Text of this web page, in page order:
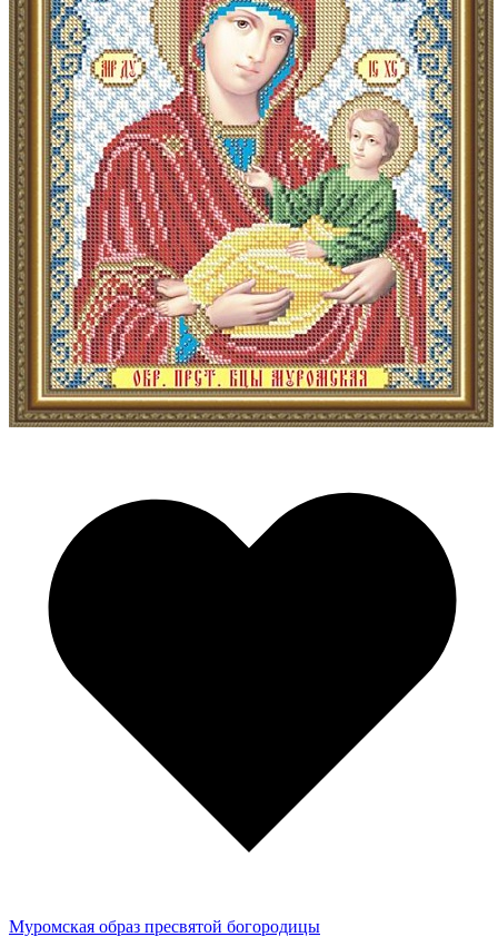
Муромская образ пресвятой богородицы